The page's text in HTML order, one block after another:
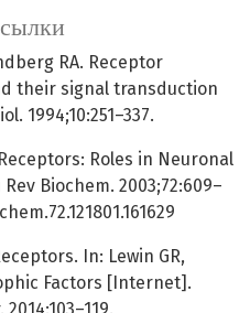
RA. Receptor
their signal transduction
1994;10:251–337.
Roles in Neuronal
Biochem. 2003;72:609–
In: Lewin GR,
Factors [Internet].